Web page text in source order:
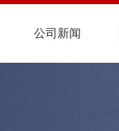
公司新闻